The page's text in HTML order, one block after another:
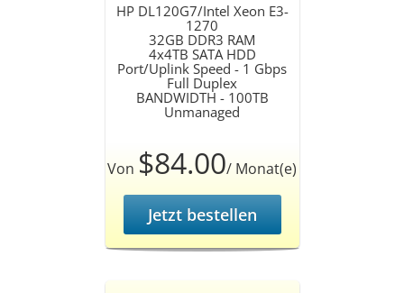
HP DL120G7/Intel Xeon E3-
1270
32GB DDR3 RAM
4x4TB SATA HDD
Port/Uplink Speed - 1 Gbps
Full Duplex
BANDWIDTH - 100TB
Unmanaged
Von $84.00/ Monat(e)
Jetzt bestellen